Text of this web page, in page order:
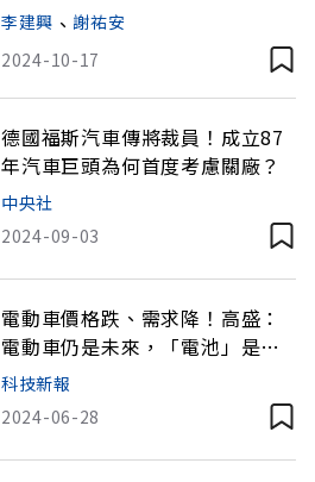
李建興 、 謝祐安
2024-10-17
德國福斯汽車傳將裁員！成立87
年汽車巨頭為何首度考慮關廠？
中央社
2024-09-03
電動車價格跌、需求降！高盛：
電動車仍是未來，「電池」是關
鍵
科技新報
2024-06-28